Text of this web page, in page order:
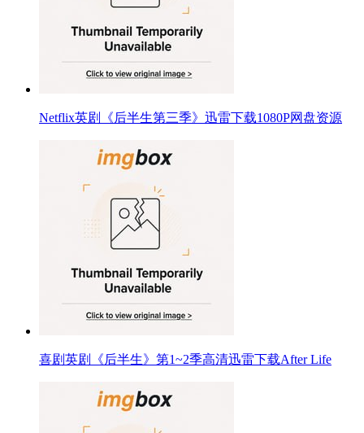
Netflix英剧《后半生第三季》迅雷下载1080P网盘资源
喜剧英剧《后半生》第1~2季高清迅雷下载After Life